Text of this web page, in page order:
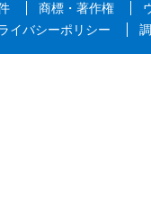
商標・著作権
イバシーポリシー